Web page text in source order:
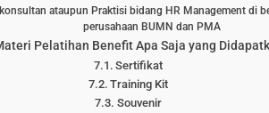
konsultan ataupun Praktisi bidang HR Management di
perusahaan BUMN dan PMA
Pelatihan Benefit Apa Saja yang
Sertifikat
Training Kit
Souvenir